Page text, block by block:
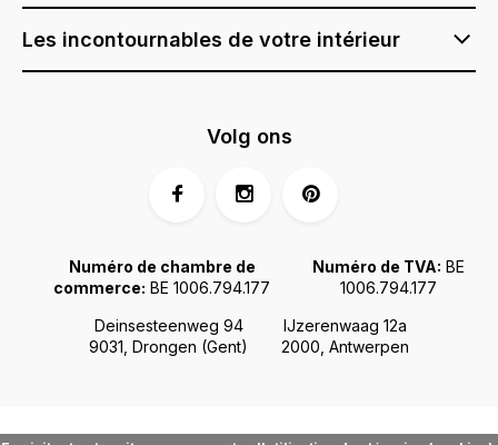
Les incontournables de votre intérieur
Deinsesteenweg 94
9031, Drongen (Gent)
IJzerenwaag 12a
2000, Antwerpen
Numéro de chambre de
commerce: BE 1006.794.177
Numéro de TVA: BE
1006.794.177
Volg ons